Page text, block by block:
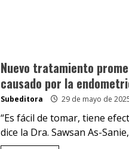
Nuevo tratamiento
causado por la
Subeditora 29 de mayo de
“Es fácil de tomar, tiene
dice la Dra. Sawsan As-